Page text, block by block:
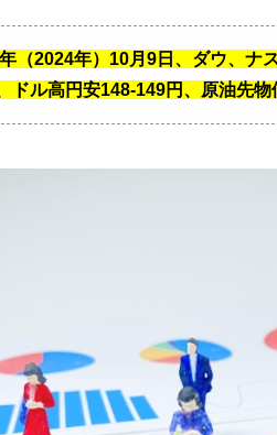
年（2024年）10月9日、ダウ、ナ
ドル高円安148-149円、原油先